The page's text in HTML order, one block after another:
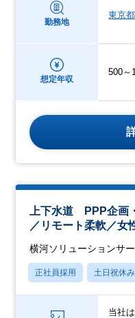
勤務地
東京都
想定年収
500～
上下水道 PPP企画
／リモート柔軟／女
横河ソリューションサ
正社員採用 土日祝休み
当社